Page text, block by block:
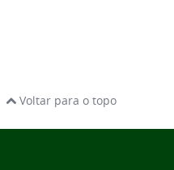
Voltar para o topo